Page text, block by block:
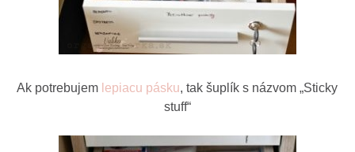
Ak potrebujem lepiacu pásku, tak šuplík s názvom „Sticky
stuff“